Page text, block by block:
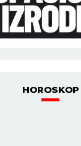
HOROSKOP